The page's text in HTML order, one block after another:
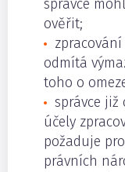
správce
ověřit;
odmítá
toho o
správce
účely
požaduje
právních